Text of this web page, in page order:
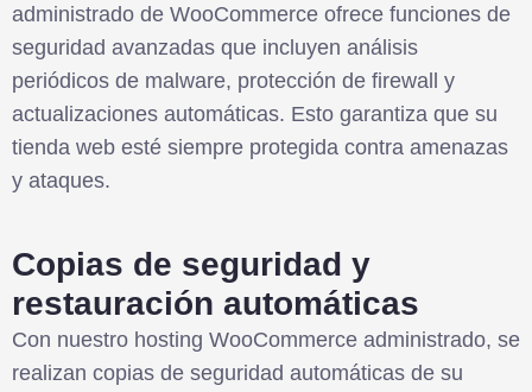
administrado de WooCommerce ofrece funciones de
seguridad avanzadas que incluyen análisis
periódicos de malware, protección de firewall y
actualizaciones automáticas. Esto garantiza que su
tienda web esté siempre protegida contra amenazas
y ataques.
Copias de seguridad y
restauración automáticas
Con nuestro hosting WooCommerce administrado, se
realizan copias de seguridad automáticas de su